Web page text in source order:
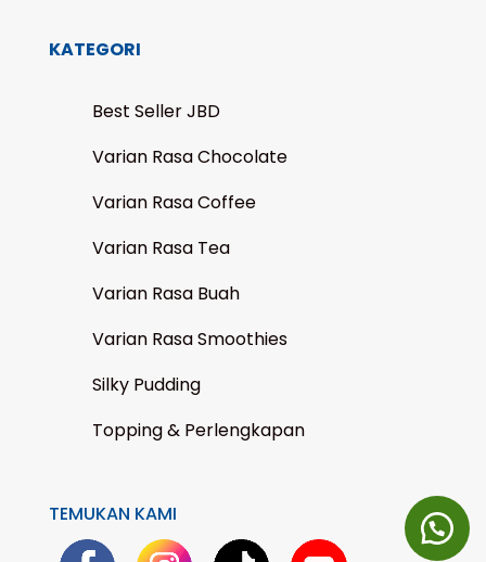
KATEGORI
Best Seller JBD
Varian Rasa Chocolate
Varian Rasa Coffee
Varian Rasa Tea
Varian Rasa Buah
Varian Rasa Smoothies
Silky Pudding
Topping & Perlengkapan
TEMUKAN KAMI